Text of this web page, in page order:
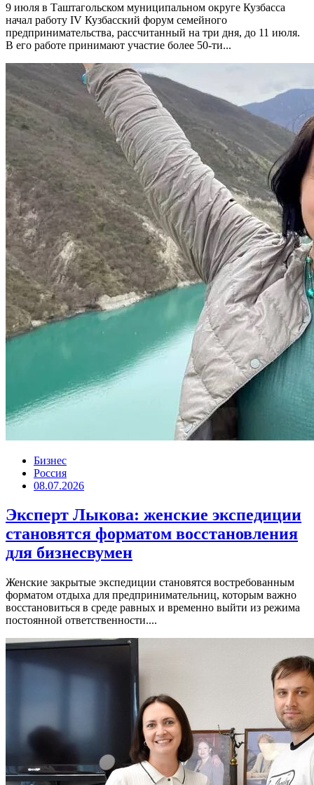
9 июля в Таштагольском муниципальном округе Кузбасса
начал работу IV Кузбасский форум семейного
предпринимательства, рассчитанный на три дня, до 11 июля.
В его работе принимают участие более 50-ти...
Бизнес
Россия
08.07.2026
Эксперт Лыкова: женские экспедиции
становятся форматом восстановления
для бизнесвумен
Женские закрытые экспедиции становятся востребованным
форматом отдыха для предпринимательниц, которым важно
восстановиться в среде равных и временно выйти из режима
постоянной ответственности....